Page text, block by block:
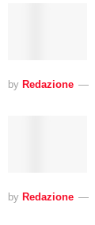
by Redazione
by Redazione